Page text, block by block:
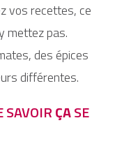
vos recettes, ce
mettez pas.
des épices
différentes.
SAVOIRÇASE